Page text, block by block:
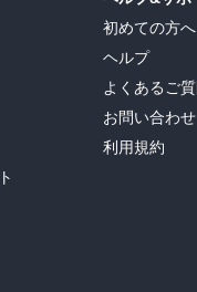
初めての方へ
ヘルプ
よくあるご質
お問い合わせ
利用規約